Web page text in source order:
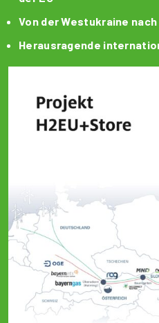
Von der Westukraine
Herausragende